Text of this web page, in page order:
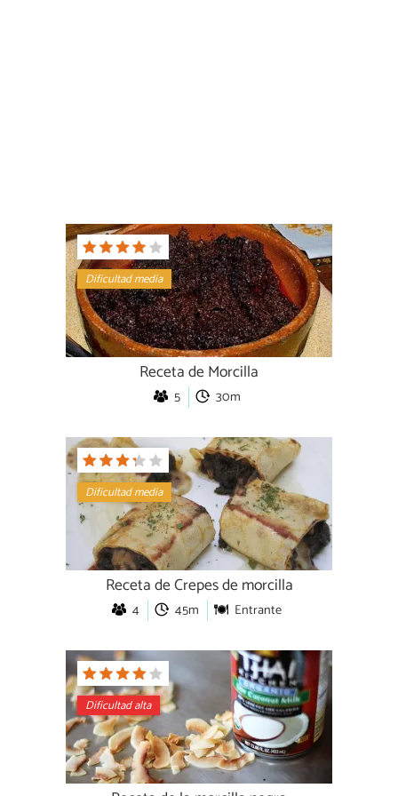
Dificultad media
Receta de Morcilla
5 30m
Dificultad media
Receta de Crepes de morcilla
4 45m Entrante
Dificultad alta